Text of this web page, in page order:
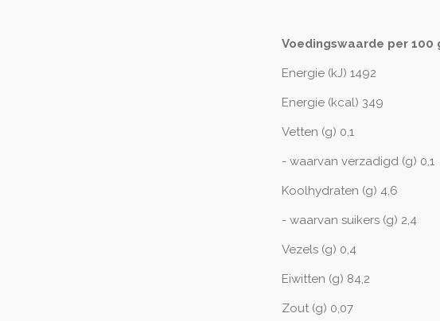
Voedingswaarde per 100
Energie (kJ) 1492
Energie (kcal) 349
Vetten (g) 0,1
- waarvan verzadigd (g) 0,1
Koolhydraten (g) 4,6
- waarvan suikers (g) 2,4
Vezels (g) 0,4
Eiwitten (g) 84,2
Zout (g) 0,07